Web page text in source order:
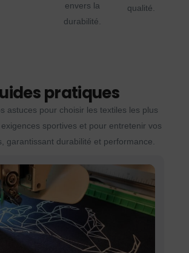
envers la
durabilité.
qualité.
pratiques
astuces pour choisir les textiles les plus
sportives et pour entretenir vos
garantissant durabilité et performance.